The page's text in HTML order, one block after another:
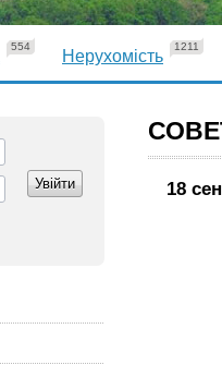
554
Нерухомість
1211
18